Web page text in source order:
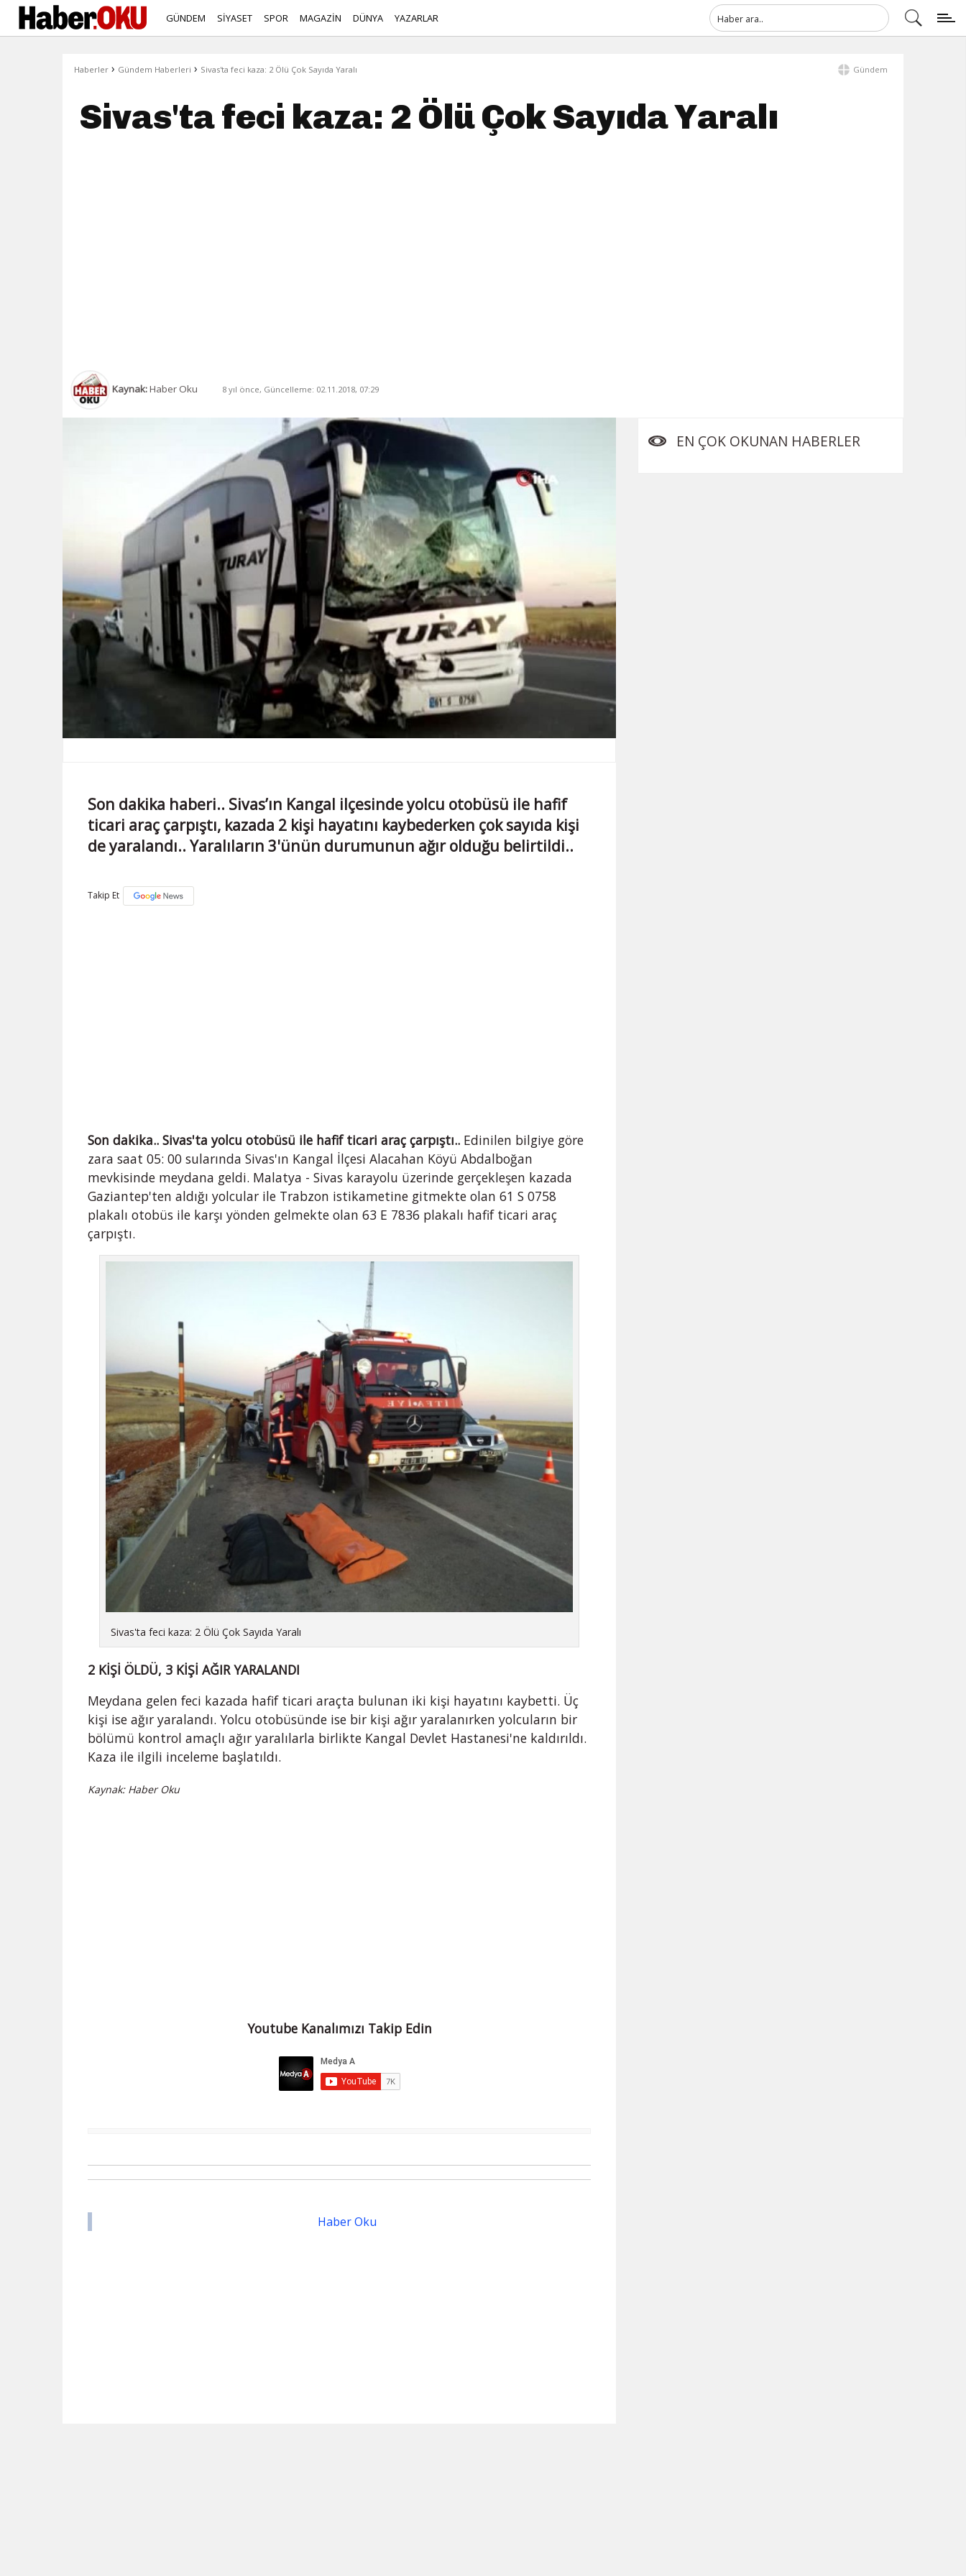
GÜNDEM SİYASET SPOR MAGAZİN DÜNYA YAZARLAR
Haberler › Gündem Haberleri › Sivas'ta feci kaza: 2 Ölü Çok Sayıda Yaralı Gündem
Sivas'ta feci kaza: 2 Ölü Çok Sayıda Yaralı
Kaynak:Haber Oku 8 yıl önce, Güncelleme: 02.11.2018, 07:29
Son dakika haberi.. Sivas’ın Kangal ilçesinde yolcu otobüsü ile hafif
ticari araç çarpıştı, kazada 2 kişi hayatını kaybederken çok sayıda kişi
de yaralandı.. Yaralıların 3'ünün durumunun ağır olduğu belirtildi..
Takip Et
Son dakika.. Sivas'ta yolcu otobüsü ile hafif ticari araç çarpıştı.. Edinilen bilgiye göre
zara saat 05: 00 sularında Sivas'ın Kangal İlçesi Alacahan Köyü Abdalboğan
mevkisinde meydana geldi. Malatya - Sivas karayolu üzerinde gerçekleşen kazada
Gaziantep'ten aldığı yolcular ile Trabzon istikametine gitmekte olan 61 S 0758
plakalı otobüs ile karşı yönden gelmekte olan 63 E 7836 plakalı hafif ticari araç
çarpıştı.
Sivas'ta feci kaza: 2 Ölü Çok Sayıda Yaralı
2 KİŞİ ÖLDÜ, 3 KİŞİ AĞIR YARALANDI
Meydana gelen feci kazada hafif ticari araçta bulunan iki kişi hayatını kaybetti. Üç
kişi ise ağır yaralandı. Yolcu otobüsünde ise bir kişi ağır yaralanırken yolcuların bir
bölümü kontrol amaçlı ağır yaralılarla birlikte Kangal Devlet Hastanesi'ne kaldırıldı.
Kaza ile ilgili inceleme başlatıldı.
Kaynak: Haber Oku
Youtube Kanalımızı Takip Edin
Haber Oku
EN ÇOK OKUNAN HABERLER